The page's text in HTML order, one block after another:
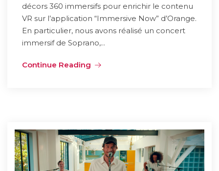
décors 360 immersifs pour enrichir le contenu
VR sur l’application “Immersive Now” d’Orange.
En particulier, nous avons réalisé un concert
immersif de Soprano,...
Continue Reading